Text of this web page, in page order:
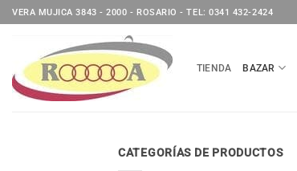
Saltar
al
VERA MUJICA 3843 - 2000 - ROSARIO - TEL: 0341 432-2424
TIENDA BAZAR
CATEGORÍAS DE PRODUCTOS